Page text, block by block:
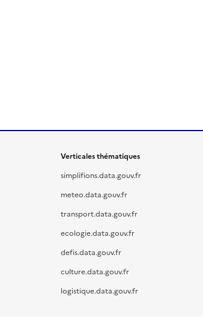
Verticales thématiques
simplifions.data.gouv.fr
meteo.data.gouv.fr
transport.data.gouv.fr
ecologie.data.gouv.fr
defis.data.gouv.fr
culture.data.gouv.fr
logistique.data.gouv.fr